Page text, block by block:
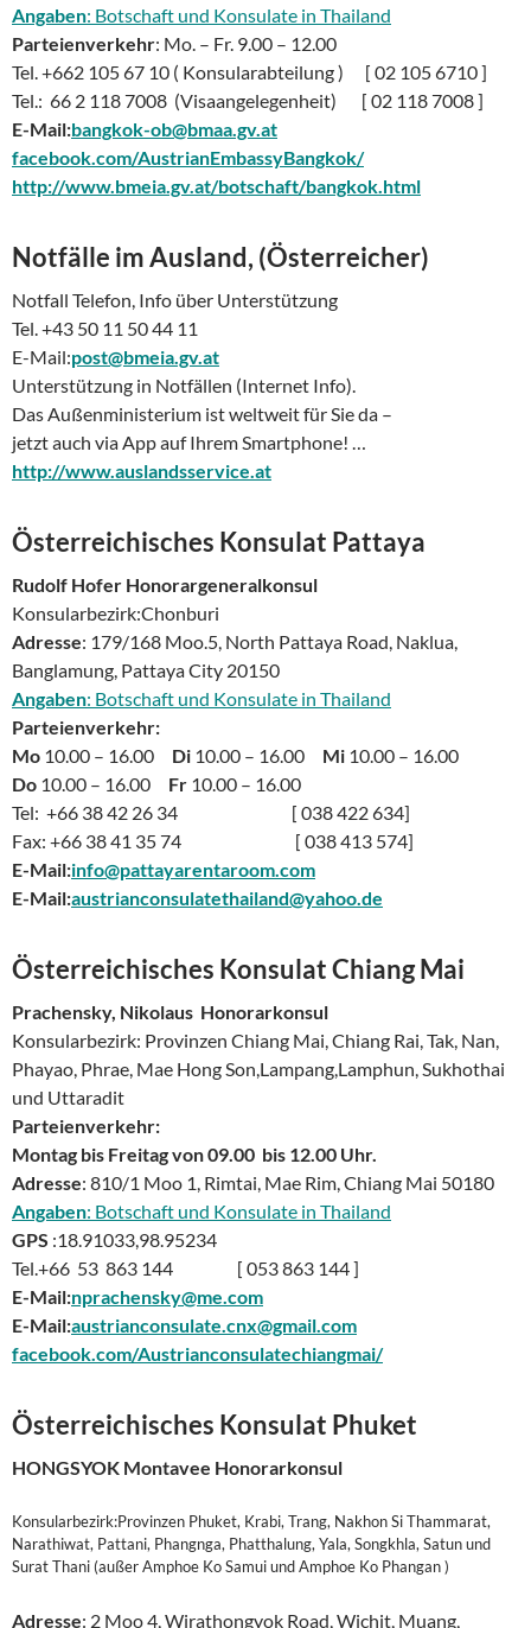
Angaben: Botschaft und Konsulate in Thailand
Parteienverkehr: Mo. – Fr. 9.00 – 12.00
Tel. +662 105 67 10 ( Konsularabteilung ) [ 02 105 6710 ]
Tel.: 66 2 118 7008 (Visaangelegenheit) [ 02 118 7008 ]
E-Mail:bangkok-ob@bmaa.gv.at
facebook.com/AustrianEmbassyBangkok/
http://www.bmeia.gv.at/botschaft/bangkok.html
Notfälle im Ausland, (Österreicher)
Notfall Telefon, Info über Unterstützung
Tel. +43 50 11 50 44 11
E-Mail:post@bmeia.gv.at
Unterstützung in Notfällen (Internet Info).
Das Außenministerium ist weltweit für Sie da –
jetzt auch via App auf Ihrem Smartphone! …
http://www.auslandsservice.at
Österreichisches Konsulat Pattaya
Rudolf Hofer Honorargeneralkonsul
Konsularbezirk:Chonburi
Adresse: 179/168 Moo.5, North Pattaya Road, Naklua,
Banglamung, Pattaya City 20150
Angaben: Botschaft und Konsulate in Thailand
Parteienverkehr:
Mo 10.00 – 16.00 Di 10.00 – 16.00 Mi 10.00 – 16.00
Do 10.00 – 16.00 Fr 10.00 – 16.00
Tel: +66 38 42 26 34 [ 038 422 634]
Fax: +66 38 41 35 74 [ 038 413 574]
E-Mail:info@pattayarentaroom.com
E-Mail:austrianconsulatethailand@yahoo.de
Österreichisches KonsulatChiang Mai
Prachensky, Nikolaus Honorarkonsul
Konsularbezirk: Provinzen Chiang Mai, Chiang Rai, Tak, Nan,
Phayao, Phrae, Mae Hong Son,Lampang,Lamphun, Sukhothai
und Uttaradit
Parteienverkehr:
Montag bis Freitag von 09.00 bis 12.00 Uhr.
Adresse: 810/1 Moo 1, Rimtai, Mae Rim, Chiang Mai 50180
Angaben: Botschaft und Konsulate in Thailand
GPS :18.91033,98.95234
Tel.+66 53 863 144 [ 053 863 144 ]
E-Mail:nprachensky@me.com
E-Mail:austrianconsulate.cnx@gmail.com
facebook.com/Austrianconsulatechiangmai/
Österreichisches Konsulat Phuket
HONGSYOK Montavee Honorarkonsul
Konsularbezirk:Provinzen Phuket, Krabi, Trang, Nakhon Si Thammarat,
Narathiwat, Pattani, Phangnga, Phatthalung, Yala, Songkhla, Satun und
Surat Thani (außer Amphoe Ko Samui und Amphoe Ko Phangan )
Adresse: 2 Moo 4, Wirathongyok Road, Wichit, Muang,